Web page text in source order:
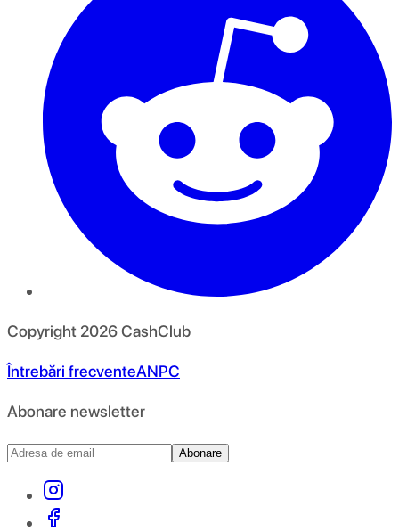
Copyright 2026CashClub
Întrebări frecventeANPC
Abonare newsletter
Abonare